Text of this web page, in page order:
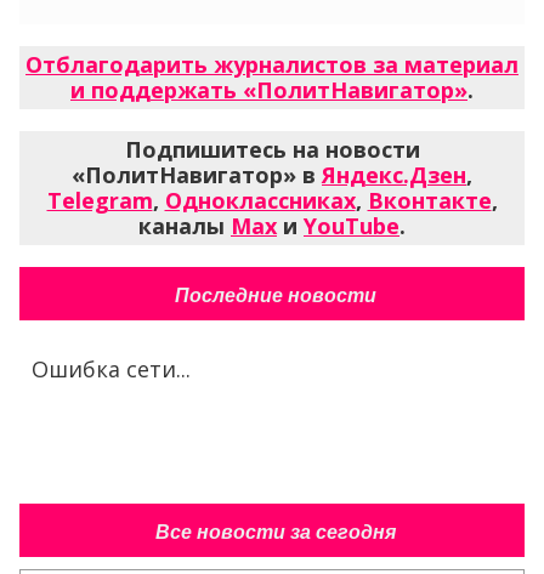
Отблагодарить журналистов за материал
и поддержать «ПолитНавигатор».
Подпишитесь на новости
«ПолитНавигатор» в Яндекс.Дзен,
Telegram, Одноклассниках, Вконтакте,
каналы Max и YouTube.
Последние новости
Ошибка сети...
Все новости за сегодня